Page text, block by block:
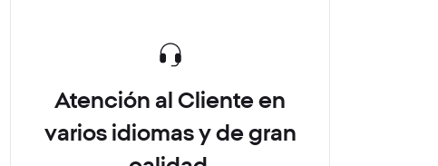
Atención al Cliente en
varios idiomas y de gran